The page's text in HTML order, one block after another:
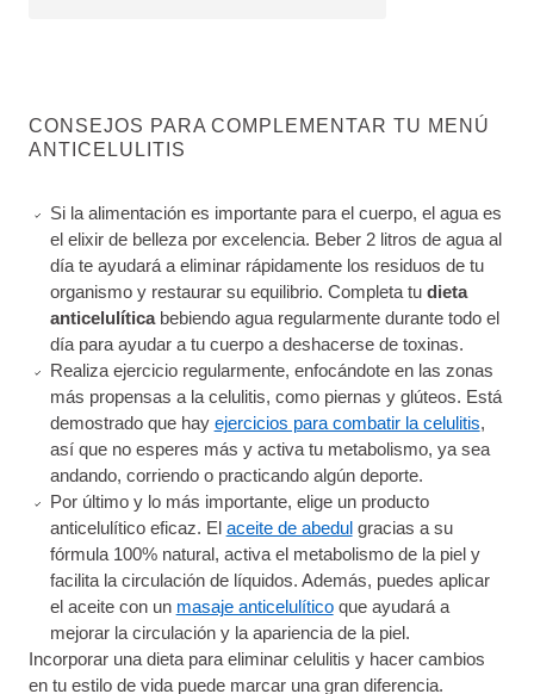
CONSEJOS PARA COMPLEMENTAR TU MENÚ
ANTICELULITIS
Si la alimentación es importante para el cuerpo, el agua es
el elixir de belleza por excelencia. Beber 2 litros de agua al
día te ayudará a eliminar rápidamente los residuos de tu
organismo y restaurar su equilibrio. Completa tu dieta
anticelulíticabebiendo agua regularmente durante todo el
día para ayudar a tu cuerpo a deshacerse de toxinas.
Realiza ejercicio regularmente, enfocándote en las zonas
más propensas a la celulitis, como piernas y glúteos. Está
demostrado que hay ejercicios para combatir la celulitis,
así que no esperes más y activa tu metabolismo, ya sea
andando, corriendo o practicando algún deporte.
Por último y lo más importante, elige un producto
anticelulítico eficaz. El aceite de abedul gracias a su
fórmula 100% natural, activa el metabolismo de la piel y
facilita la circulación de líquidos. Además, puedes aplicar
el aceite con un masaje anticelulíticoque ayudará a
mejorar la circulación y la apariencia de la piel.
Incorporar una dieta para eliminar celulitis y hacer cambios
en tu estilo de vida puede marcar una gran diferencia.